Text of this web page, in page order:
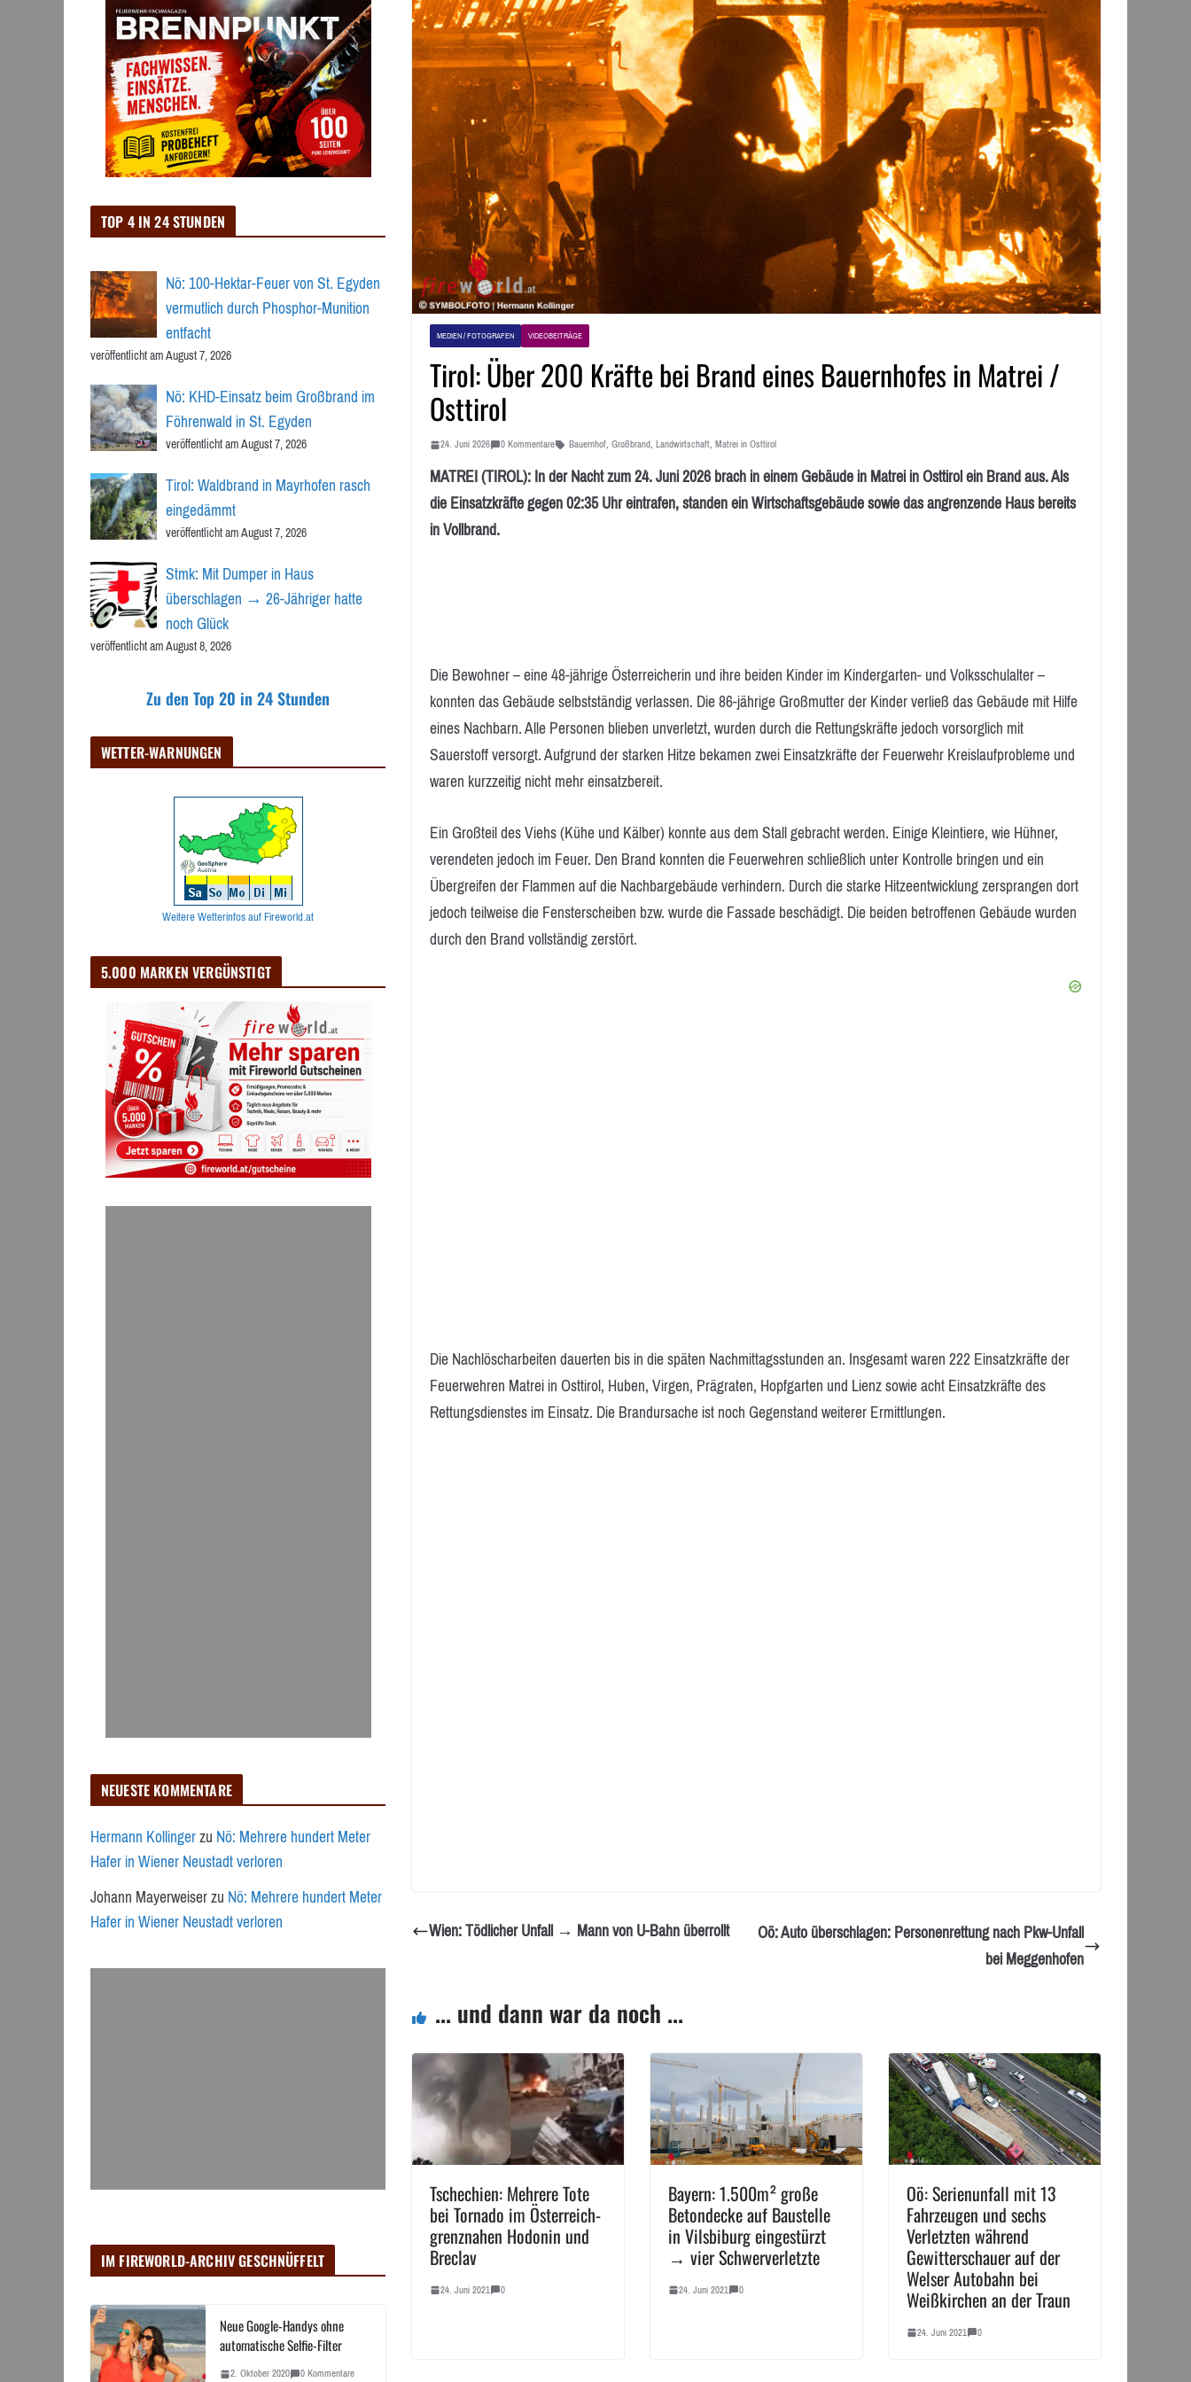
MEDIEN / FOTOGRAFEN VIDEOBEITRÄGE
Tirol: Über 200 Kräfte bei Brand eines Bauernhofes in Matrei /
Osttirol
24. Juni 2026 0 Kommentare Bauernhof, Großbrand, Landwirtschaft, Matrei in Osttirol
MATREI (TIROL): In der Nacht zum 24. Juni 2026 brach in einem Gebäude in Matrei in Osttirol ein Brand aus. Als
die Einsatzkräfte gegen 02:35 Uhr eintrafen, standen ein Wirtschaftsgebäude sowie das angrenzende Haus bereits
in Vollbrand.
Die Bewohner – eine 48-jährige Österreicherin und ihre beiden Kinder im Kindergarten- und Volksschulalter –
konnten das Gebäude selbstständig verlassen. Die 86-jährige Großmutter der Kinder verließ das Gebäude mit Hilfe
eines Nachbarn. Alle Personen blieben unverletzt, wurden durch die Rettungskräfte jedoch vorsorglich mit
Sauerstoff versorgt. Aufgrund der starken Hitze bekamen zwei Einsatzkräfte der Feuerwehr Kreislaufprobleme und
waren kurzzeitig nicht mehr einsatzbereit.
Ein Großteil des Viehs (Kühe und Kälber) konnte aus dem Stall gebracht werden. Einige Kleintiere, wie Hühner,
verendeten jedoch im Feuer. Den Brand konnten die Feuerwehren schließlich unter Kontrolle bringen und ein
Übergreifen der Flammen auf die Nachbargebäude verhindern. Durch die starke Hitzeentwicklung zersprangen dort
jedoch teilweise die Fensterscheiben bzw. wurde die Fassade beschädigt. Die beiden betroffenen Gebäude wurden
durch den Brand vollständig zerstört.
Die Nachlöscharbeiten dauerten bis in die späten Nachmittagsstunden an. Insgesamt waren 222 Einsatzkräfte der
Feuerwehren Matrei in Osttirol, Huben, Virgen, Prägraten, Hopfgarten und Lienz sowie acht Einsatzkräfte des
Rettungsdienstes im Einsatz. Die Brandursache ist noch Gegenstand weiterer Ermittlungen.
Wien: Tödlicher Unfall → Mann von U-Bahn überrollt
Oö: Auto überschlagen: Personenrettung nach Pkw-Unfall
bei Meggenhofen
... und dann war da noch ...
Tschechien: Mehrere Tote
bei Tornado im Österreich-
grenznahen Hodonin und
Breclav
24. Juni 2021 0
Bayern: 1.500m² große
Betondecke auf Baustelle
in Vilsbiburg eingestürzt
→ vier Schwerverletzte
24. Juni 2021 0
Oö: Serienunfall mit 13
Fahrzeugen und sechs
Verletzten während
Gewitterschauer auf der
Welser Autobahn bei
Weißkirchen an der Traun
24. Juni 2021 0
TOP 4 IN 24 STUNDEN
Nö: 100-Hektar-Feuer von St. Egyden
vermutlich durch Phosphor-Munition
entfacht
veröffentlicht am August 7, 2026
Nö: KHD-Einsatz beim Großbrand im
Föhrenwald in St. Egyden
veröffentlicht am August 7, 2026
Tirol: Waldbrand in Mayrhofen rasch
eingedämmt
veröffentlicht am August 7, 2026
Stmk: Mit Dumper in Haus
überschlagen → 26-Jähriger hatte
noch Glück
veröffentlicht am August 8, 2026
Zu den Top 20 in 24 Stunden
WETTER-WARNUNGEN
Weitere Wetterinfos auf Fireworld.at
5.000 MARKEN VERGÜNSTIGT
NEUESTE KOMMENTARE
Hermann KollingerzuNö: Mehrere hundert Meter
Hafer in Wiener Neustadt verloren
Johann MayerweiserzuNö: Mehrere hundert Meter
Hafer in Wiener Neustadt verloren
IM FIREWORLD-ARCHIV GESCHNÜFFELT
Neue Google-Handys ohne
automatische Selfie-Filter
2. Oktober 2020 0 Kommentare